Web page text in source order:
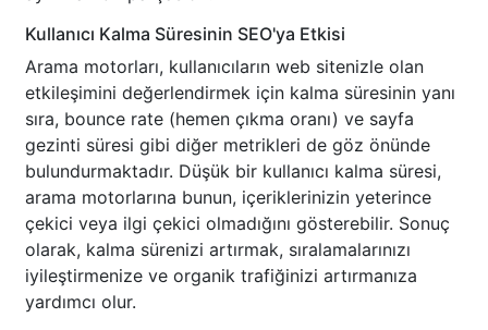
Kullanıcı Kalma Süresinin SEO'ya Etkisi
Arama motorları, kullanıcıların web sitenizle olan
etkileşimini değerlendirmek için kalma süresinin yanı
sıra, bounce rate (hemen çıkma oranı) ve sayfa
gezinti süresi gibi diğer metrikleri de göz önünde
bulundurmaktadır. Düşük bir kullanıcı kalma süresi,
arama motorlarına bunun, içeriklerinizin yeterince
çekici veya ilgi çekici olmadığını gösterebilir. Sonuç
olarak, kalma sürenizi artırmak, sıralamalarınızı
iyileştirmenize ve organik trafiğinizi artırmanıza
yardımcı olur.